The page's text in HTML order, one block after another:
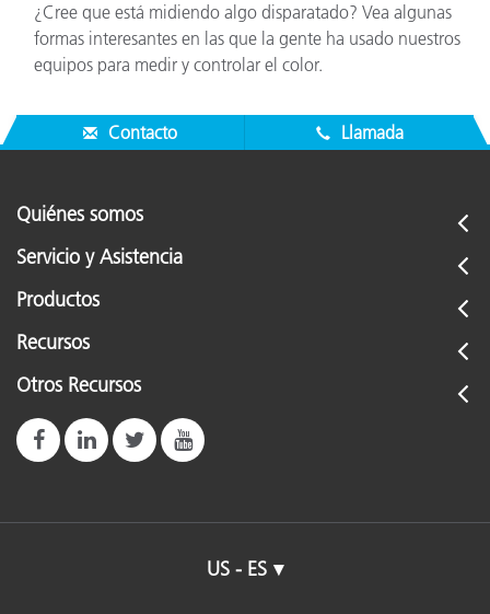
¿Cree que está midiendo algo disparatado? Vea algunas
formas interesantes en las que la gente ha usado nuestros
equipos para medir y controlar el color.
Contacto Llamada
Quiénes somos
Servicio y Asistencia
Productos
Recursos
Otros Recursos
US - ES